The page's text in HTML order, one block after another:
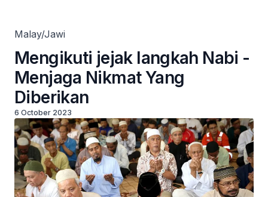
Malay/Jawi
Mengikuti jejak langkah Nabi -
Menjaga Nikmat Yang
Diberikan
6 October 2023